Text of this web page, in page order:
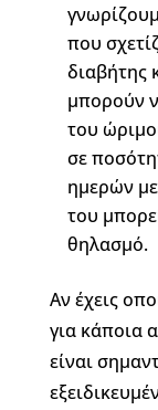
που
διαβήτης
μπορούν
του
σε
ημερών
του
θηλασμό.
Αν έχεις
για κάποια
είναι